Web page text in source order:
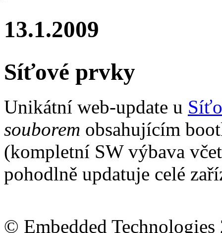
13.1.2009
Síťové prvky
Unikátní web-update u
souborem obsahujícím
(kompletní SW výbava
pohodlně updatuje celé
© Embedded Technologies